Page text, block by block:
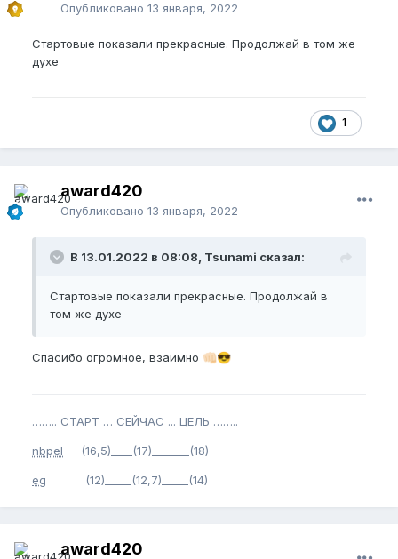
Опубликовано 13 января, 2022
Стартовые показали прекрасные. Продолжай в том же
духе
1
award420
Опубликовано 13 января, 2022
В 13.01.2022 в 08:08, Tsunami сказал:
Стартовые показали прекрасные. Продолжай в
том же духе
Спасибо огромное, взаимно 👊🏻😎
…….. СТАРТ … СЕЙЧАС ... ЦЕЛЬ ……..
nbpel (16,5)____(17)_______(18)
eg (12)_____(12,7)_____(14)
award420